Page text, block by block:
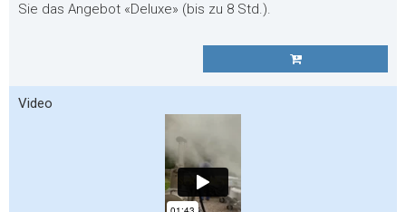
Sie das Angebot «Deluxe» (bis zu 8 Std.).
Video